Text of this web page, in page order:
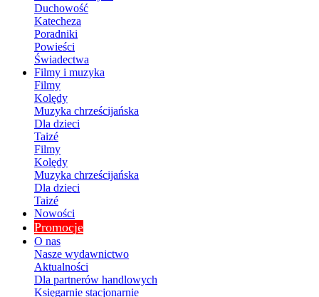
Duchowość
Katecheza
Poradniki
Powieści
Świadectwa
Filmy i muzyka
Filmy
Kolędy
Muzyka chrześcijańska
Dla dzieci
Taizé
Filmy
Kolędy
Muzyka chrześcijańska
Dla dzieci
Taizé
Nowości
Promocje
O nas
Nasze wydawnictwo
Aktualności
Dla partnerów handlowych
Księgarnie stacjonarnie